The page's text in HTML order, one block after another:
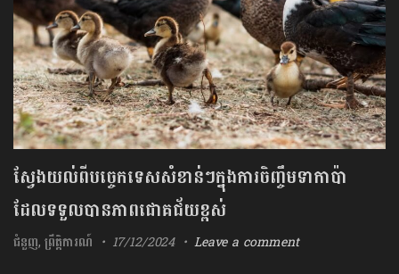
ស្វែងយល់ពីបច្ចេកទេសសំខាន់ៗក្នុងការចិញ្ចឹមទាកាប៉ា
ដែលទទួលបានភាពជោគជ័យខ្ពស់
ជំនួញ,ព្រឹត្តិការណ៍ 17/12/2024 Leave a comment